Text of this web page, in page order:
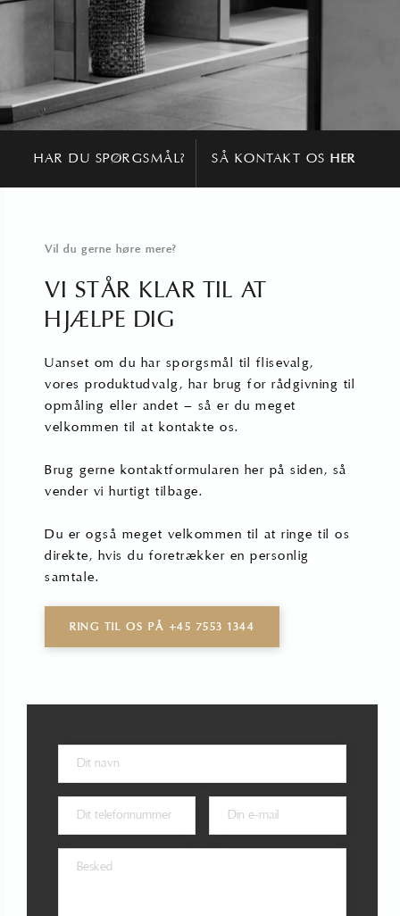
HAR DU SPØRGSMÅL? SÅ KONTAKT OSHER
Vil du gerne høre mere?
VI STÅR KLAR TIL AT
HJÆLPE DIG
Uanset om du har spørgsmål til flisevalg,
vores produktudvalg, har brug for rådgivning til
opmåling eller andet – så er du meget
velkommen til at kontakte os.
Brug gerne kontaktformularen her på siden, så
vender vi hurtigt tilbage.
Du er også meget velkommen til at ringe til os
direkte, hvis du foretrækker en personlig
samtale.
RING TIL OS PÅ +45 7553 1344